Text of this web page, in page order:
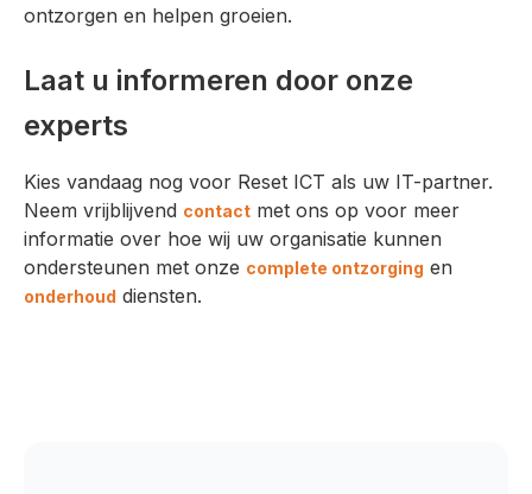
ontzorgen en helpen groeien.
Laat u informeren door onze
experts
Kies vandaag nog voor Reset ICT als uw IT-partner.
Neem vrijblijvend contact met ons op voor meer
informatie over hoe wij uw organisatie kunnen
ondersteunen met onze complete ontzorging en
onderhoud diensten.